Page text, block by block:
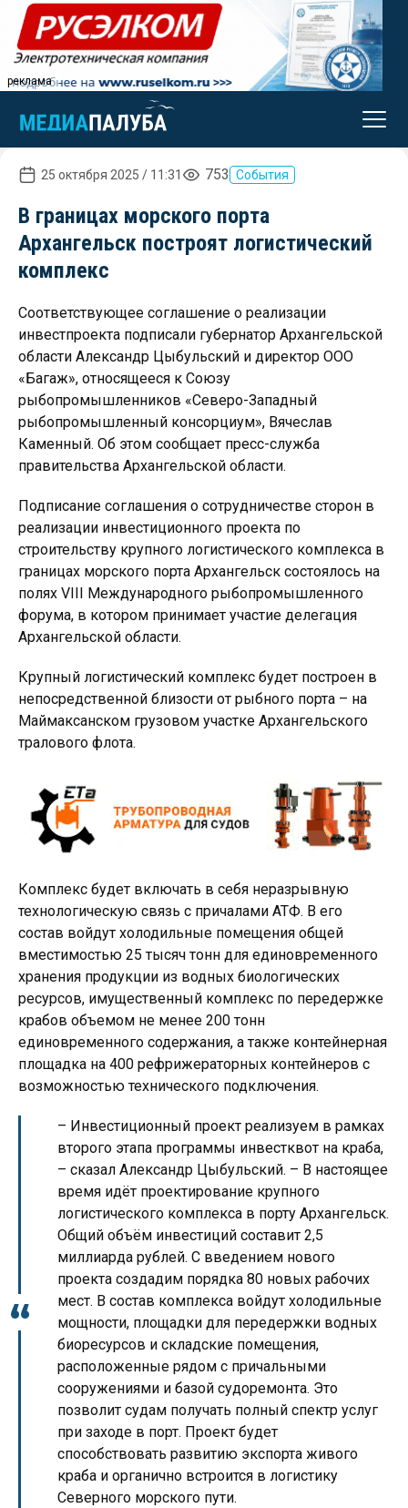
реклама
25 октября 2025 / 11:31 753 События
В границах морского порта
Архангельск построят логистический
комплекс
Соответствующее соглашение о реализации
инвестпроекта подписали губернатор Архангельской
области Александр Цыбульский и директор ООО
«Багаж», относящееся к Союзу
рыбопромышленников «Северо-Западный
рыбопромышленный консорциум», Вячеслав
Каменный. Об этом сообщает пресс-служба
правительства Архангельской области.
Подписание соглашения о сотрудничестве сторон в
реализации инвестиционного проекта по
строительству крупного логистического комплекса в
границах морского порта Архангельск состоялось на
полях VIII Международного рыбопромышленного
форума, в котором принимает участие делегация
Архангельской области.
Крупный логистический комплекс будет построен в
непосредственной близости от рыбного порта – на
Маймаксанском грузовом участке Архангельского
тралового флота.
Комплекс будет включать в себя неразрывную
технологическую связь с причалами АТФ. В его
состав войдут холодильные помещения общей
вместимостью 25 тысяч тонн для единовременного
хранения продукции из водных биологических
ресурсов, имущественный комплекс по передержке
крабов объемом не менее 200 тонн
единовременного содержания, а также контейнерная
площадка на 400 рефрижераторных контейнеров с
возможностью технического подключения.
– Инвестиционный проект реализуем в рамках
второго этапа программы инвестквот на краба,
– сказал Александр Цыбульский. – В настоящее
время идёт проектирование крупного
логистического комплекса в порту Архангельск.
Общий объём инвестиций составит 2,5
миллиарда рублей. С введением нового
проекта создадим порядка 80 новых рабочих
мест. В состав комплекса войдут холодильные
мощности, площадки для передержки водных
биоресурсов и складские помещения,
расположенные рядом с причальными
сооружениями и базой судоремонта. Это
позволит судам получать полный спектр услуг
при заходе в порт. Проект будет
способствовать развитию экспорта живого
краба и органично встроится в логистику
Северного морского пути.